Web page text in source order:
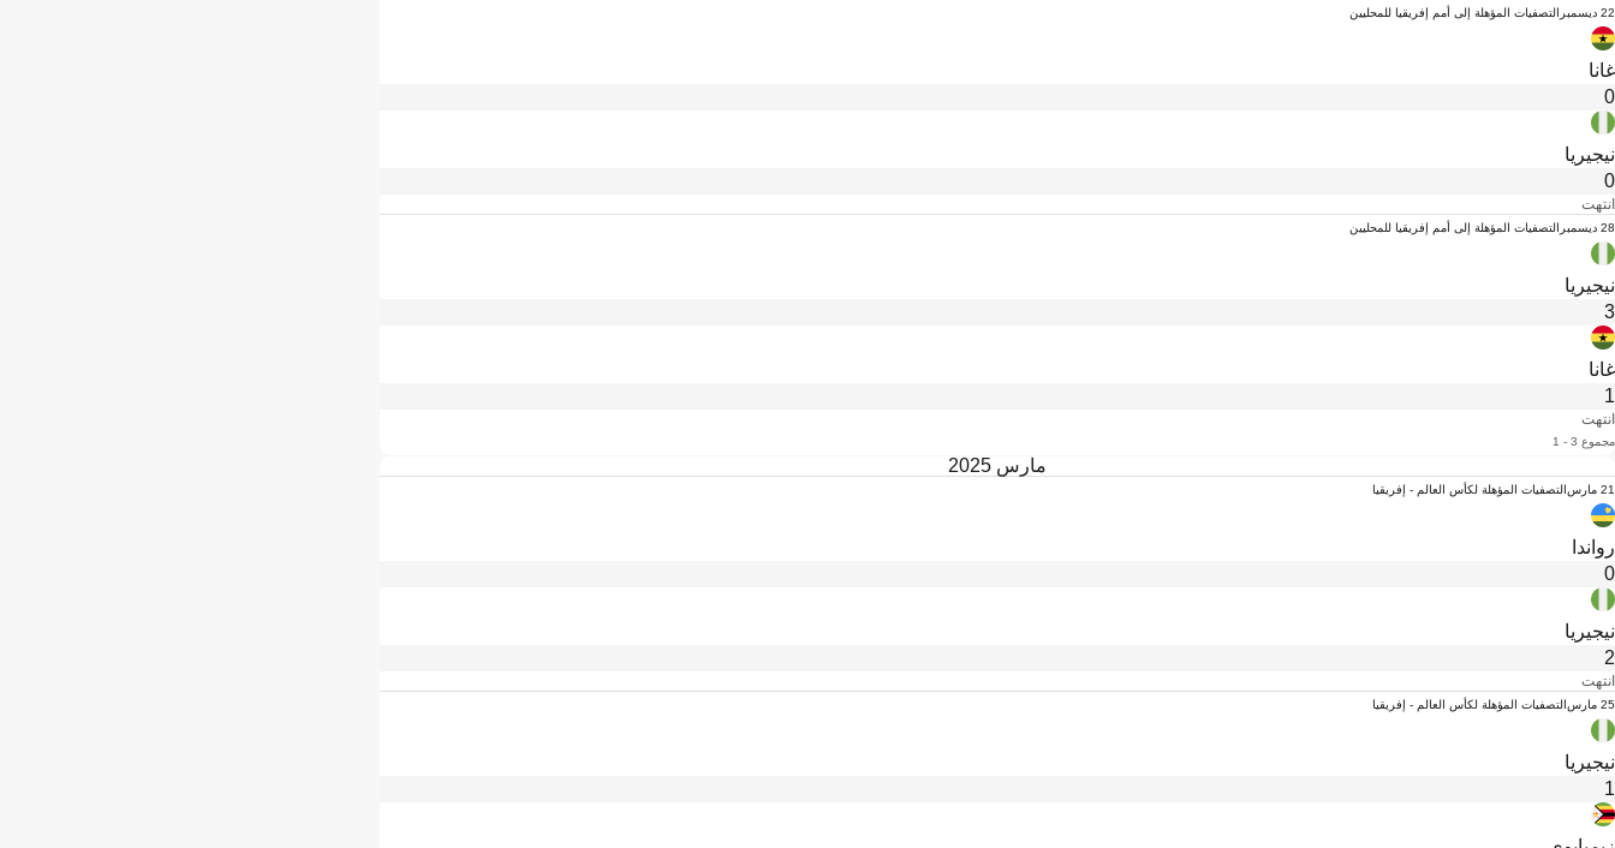
22 ديسمبر التصفيات المؤهلة إلى أمم إفريقيا للمحليين
غانا
0
نيجيريا
0
انتهت
28 ديسمبر التصفيات المؤهلة إلى أمم إفريقيا للمحليين
نيجيريا
3
غانا
1
انتهت
مجموع 3 - 1
مارس 2025
21 مارس التصفيات المؤهلة لكأس العالم - إفريقيا
رواندا
0
نيجيريا
2
انتهت
25 مارس التصفيات المؤهلة لكأس العالم - إفريقيا
نيجيريا
1